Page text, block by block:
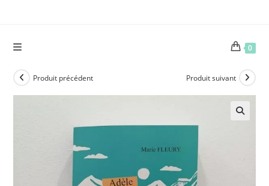
0
Produit précédent Produit suivant